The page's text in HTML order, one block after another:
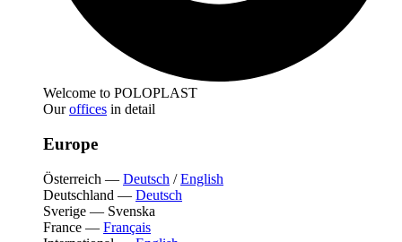
Welcome to POLOPLAST
Ouroffices in detail
Europe
Österreich — Deutsch /English
Deutschland — Deutsch
Sverige — Svenska
France — Français